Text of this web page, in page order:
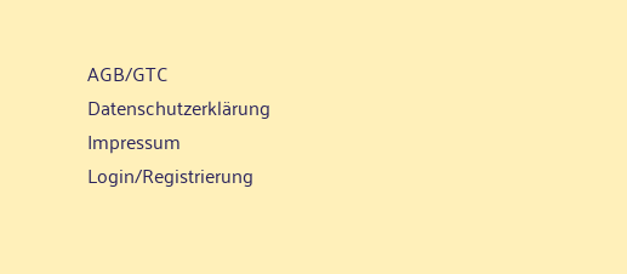
AGB/GTC
Daten­schutz­er­klä­rung
Impres­sum
Login/Registrierung